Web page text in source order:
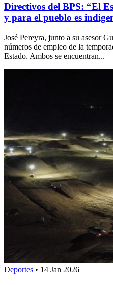
Directivos del BPS: “El
y para el pueblo es
José Pereyra, junto a su asesor
números de empleo de la
Estado. Ambos se encuentran...
Deportes • 14 Jan 2026